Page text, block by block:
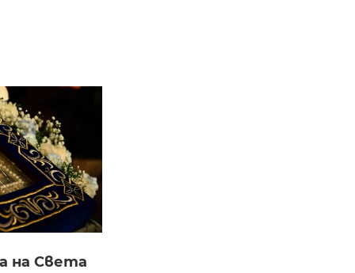
на Света